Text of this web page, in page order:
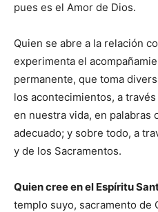
pues es el Amor de Dios.
Quien se abre a la relación
experimenta el
permanente, que toma
los acontecimientos, a
en nuestra vida, en palabras
adecuado; y sobre todo, a
y de los Sacramentos.
Quien cree en el Espíritu
templo suyo, sacramento de